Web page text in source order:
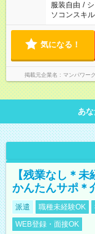
服装自由 /
ソコンスキ
気になる！
掲載元企業名 マンパワー
あ
【残業なし＊
かんたんサポ＊
派遣 職種未経験OK
WEB登録・面接OK